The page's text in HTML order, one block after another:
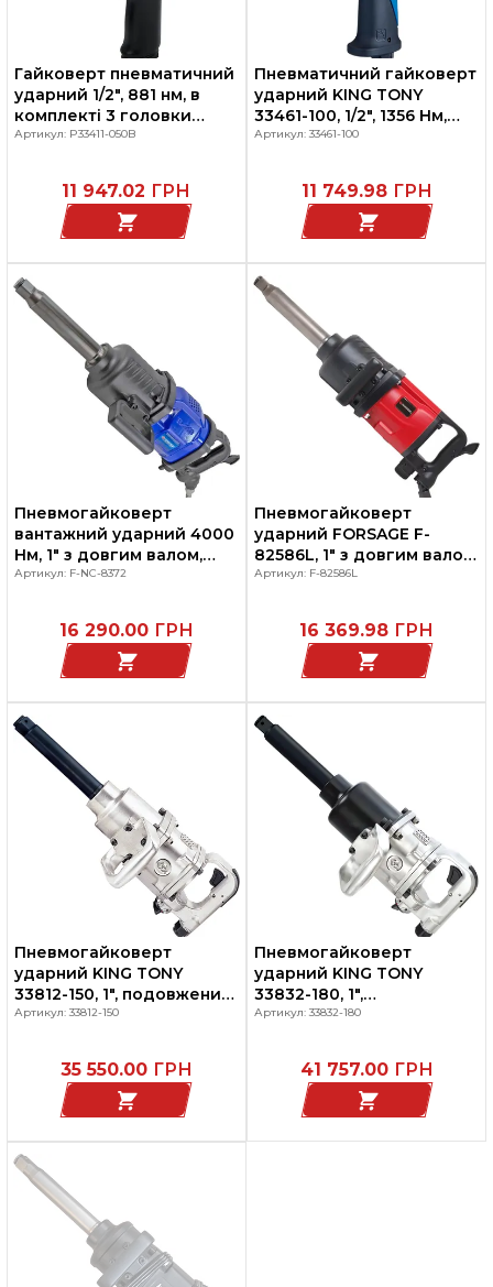
Гайковерт пневматичний
ударний 1/2", 881 нм, в
комплекті 3 головки
торцеві, KING-TONY
Артикул: P33411-050B
11 947.02 ГРН
Пневматичний гайковерт
ударний KING TONY
33461-100, 1/2", 1356 Нм,
композитний корпус
Артикул: 33461-100
11 749.98 ГРН
Пневмогайковерт
вантажний ударний 4000
Нм, 1" з довгим валом,
FORSAGE F-NC-8372
Артикул: F-NC-8372
16 290.00 ГРН
Пневмогайковерт
ударний FORSAGE F-
82586L, 1" з довгим валом,
вантажний, 3800 Нм
Артикул: F-82586L
16 369.98 ГРН
Пневмогайковерт
ударний KING TONY
33812-150, 1", подовжений,
вантажний, 2033 Нм
Артикул: 33812-150
35 550.00 ГРН
Пневмогайковерт
ударний KING TONY
33832-180, 1",
подовжений, вантажний,
Артикул: 33832-180
41 757.00 ГРН